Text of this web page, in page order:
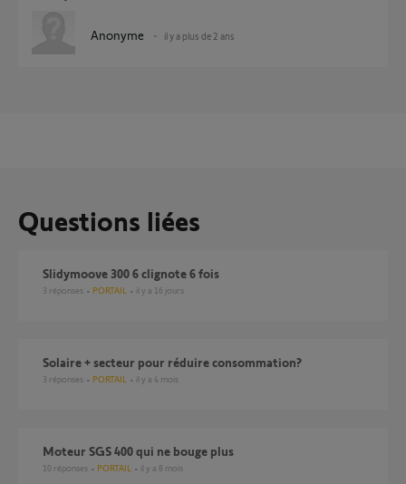
Anonyme il y a plus de 2 ans
Questions liées
slidymoove 300 6 clignote 6 fois
3 réponses PORTAIL il y a 16 jours
Solaire + secteur pour réduire consommation?
3 réponses PORTAIL il y a 4 mois
Moteur SGS 400 qui ne bouge plus
10 réponses PORTAIL il y a 8 mois